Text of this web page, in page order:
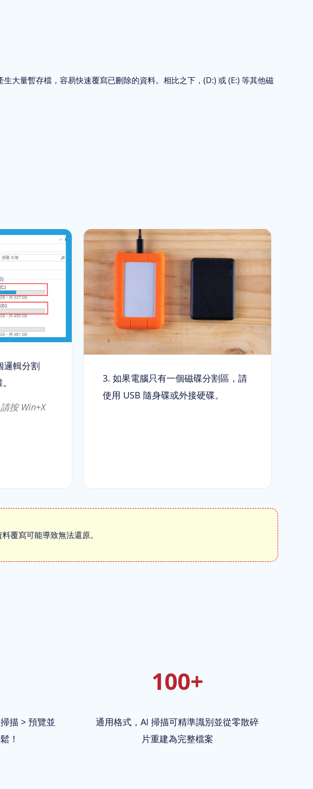
大量暫存檔，容易快速覆寫已刪除的資料。相比之下，(D:) 或 (E:) 等其他磁
邏輯分割
按 Win+X
3. 如果電腦只有一個磁碟分割區，請
使用 USB 隨身碟或外接硬碟。
覆寫可能導致無法還原。
描 > 預覽並
！
100+
通用格式，AI 掃描可精準識別並從零散碎
片重建為完整檔案